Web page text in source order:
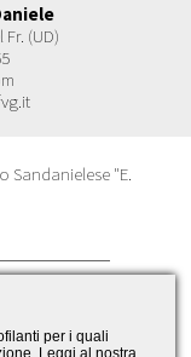
(UD)
"E.
per i quali
Leggi al nostra